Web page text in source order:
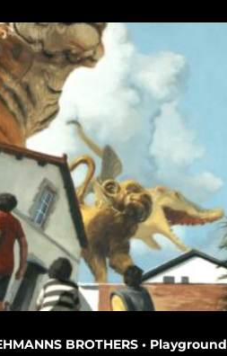
BROTHERS • Playground